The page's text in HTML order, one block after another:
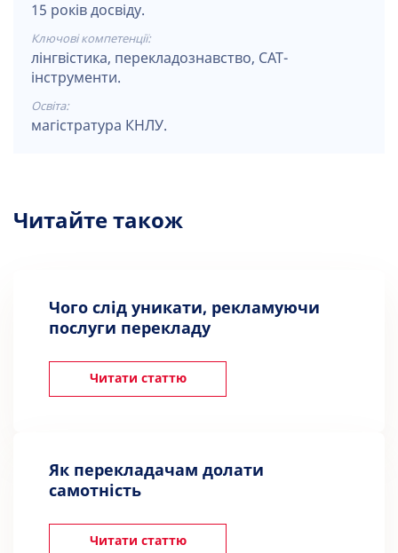
15 років досвіду.
Ключові компетенції:
лінгвістика, перекладознавство, CAT-
інструменти.
Освіта:
магістратура КНЛУ.
Читайте також
Чого слід уникати, рекламуючи
послуги перекладу
Читати статтю
Як перекладачам долати
самотність
Читати статтю